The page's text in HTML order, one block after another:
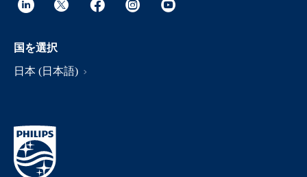
国を選択
日本 (日本語)